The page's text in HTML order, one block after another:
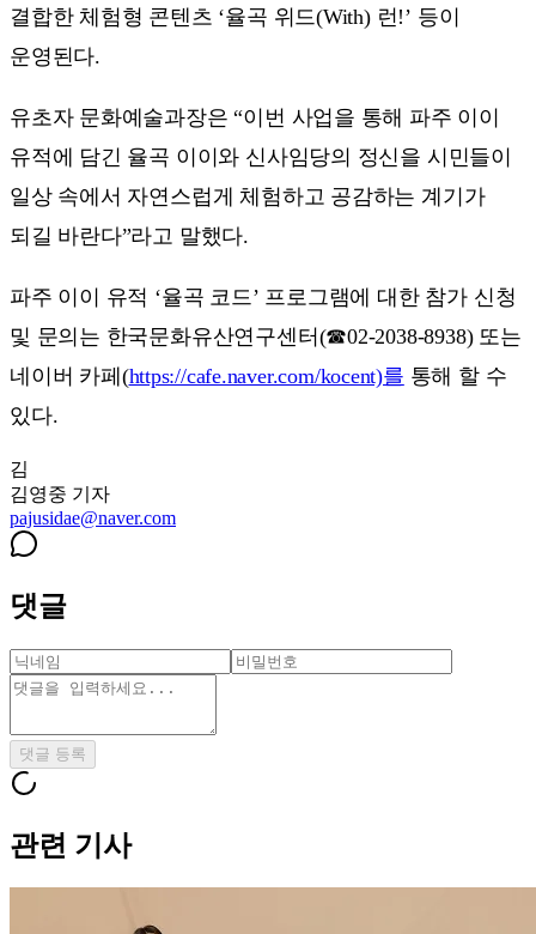
결합한 체험형 콘텐츠 ‘율곡 위드(With) 런!’ 등이
운영된다.
유초자 문화예술과장은 “이번 사업을 통해 파주 이이
유적에 담긴 율곡 이이와 신사임당의 정신을 시민들이
일상 속에서 자연스럽게 체험하고 공감하는 계기가
되길 바란다”라고 말했다.
파주 이이 유적 ‘율곡 코드’ 프로그램에 대한 참가 신청
및 문의는 한국문화유산연구센터(☎02-2038-8938) 또는
네이버 카페(https://cafe.naver.com/kocent)를 통해 할 수
있다.
김
김영중 기자
pajusidae@naver.com
댓글
댓글 등록
관련 기사